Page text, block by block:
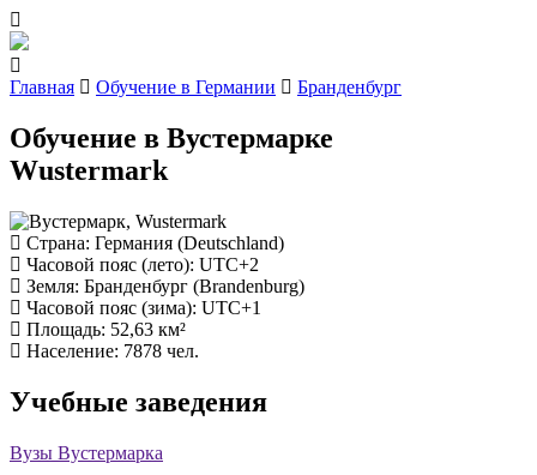
Главная Обучение в Германии Бранденбург
Обучение в Вустермарке
Wustermark
Страна: Германия (Deutschland)
Часовой пояс (лето): UTC+2
Земля: Бранденбург (Brandenburg)
Часовой пояс (зима): UTC+1
Площадь: 52,63 км²
Население: 7878 чел.
Учебные заведения
Вузы Вустермарка